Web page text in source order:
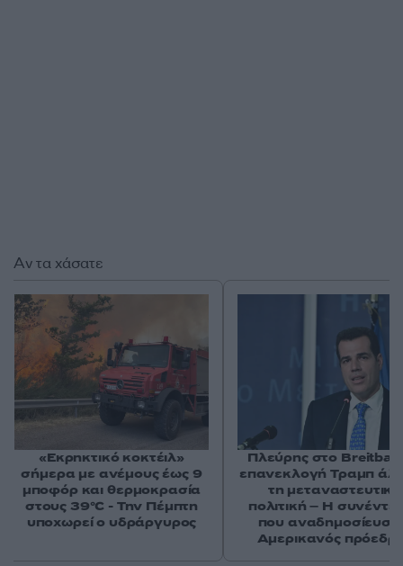
Αν τα χάσατε
«Εκρηκτικό κοκτέιλ»
σήμερα με ανέμους έως 9
μποφόρ και θερμοκρασία
στους 39°C - Την Πέμπτη
υποχωρεί ο υδράργυρος
Πλεύρης στο
επανεκλογή Τραμπ
τη μεταναστευτική
πολιτική – Η
που αναδημοσίευσε
Αμερικανός